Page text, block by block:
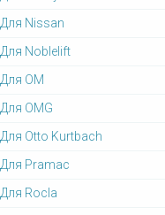
Для Nissan
Для Noblelift
Для OM
Для OMG
Для Otto Kurtbach
Для Pramac
Для Rocla